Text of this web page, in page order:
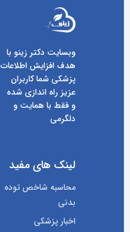
وبسایت دکتر زینو با
هدف افزایش اطلاعات
پزشکی شما کاربران
عزیز راه اندازی شده
و فقط با همایت و
دلگرمی
لینک های مفید
محاسبه شاخص توده
بدنی
اخبار پزشکی